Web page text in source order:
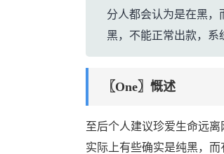
分人都会认为是在黑，
黑，不能正常出款，系
〖One〗慨述
至后个人建议珍爱生命远
实际上有些确实是纯黑，